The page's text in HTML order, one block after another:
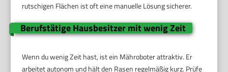
rutschigen Flächen ist oft eine manuelle Lösung sicherer.
Berufstätige Hausbesitzer mit wenig Zeit
Wenn du wenig Zeit hast, ist ein Mähroboter attraktiv. Er
arbeitet autonom und hält den Rasen regelmäßig kurz. Prüfe